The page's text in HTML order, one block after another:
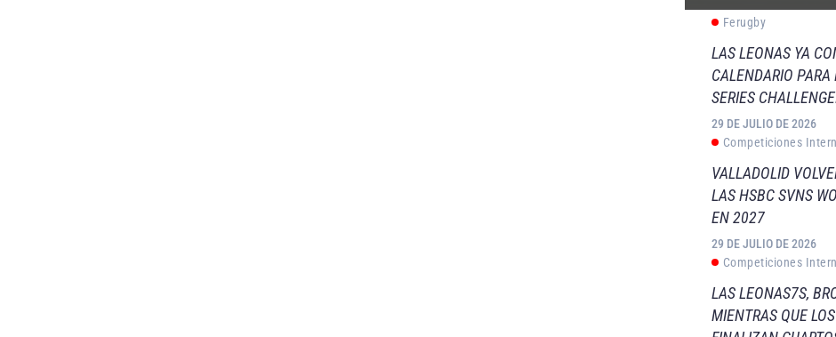
Ferugby
LAS LEONAS YA
CALENDARIO
SERIES
29 DE JULIO DE 2026
Competiciones
VALLADOLID
LAS HSBC SVNS
EN 2027
29 DE JULIO DE 2026
Competiciones
LAS LEONAS7S,
MIENTRAS QUE